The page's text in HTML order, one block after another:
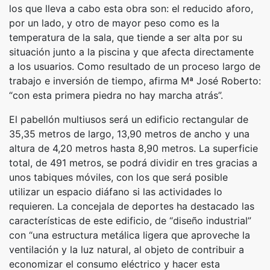
los que lleva a cabo esta obra son: el reducido aforo,
por un lado, y otro de mayor peso como es la
temperatura de la sala, que tiende a ser alta por su
situación junto a la piscina y que afecta directamente
a los usuarios. Como resultado de un proceso largo de
trabajo e inversión de tiempo, afirma Mª José Roberto:
“con esta primera piedra no hay marcha atrás”.
El pabellón multiusos será un edificio rectangular de
35,35 metros de largo, 13,90 metros de ancho y una
altura de 4,20 metros hasta 8,90 metros. La superficie
total, de 491 metros, se podrá dividir en tres gracias a
unos tabiques móviles, con los que será posible
utilizar un espacio diáfano si las actividades lo
requieren. La concejala de deportes ha destacado las
características de este edificio, de “diseño industrial”
con “una estructura metálica ligera que aproveche la
ventilación y la luz natural, al objeto de contribuir a
economizar el consumo eléctrico y hacer esta